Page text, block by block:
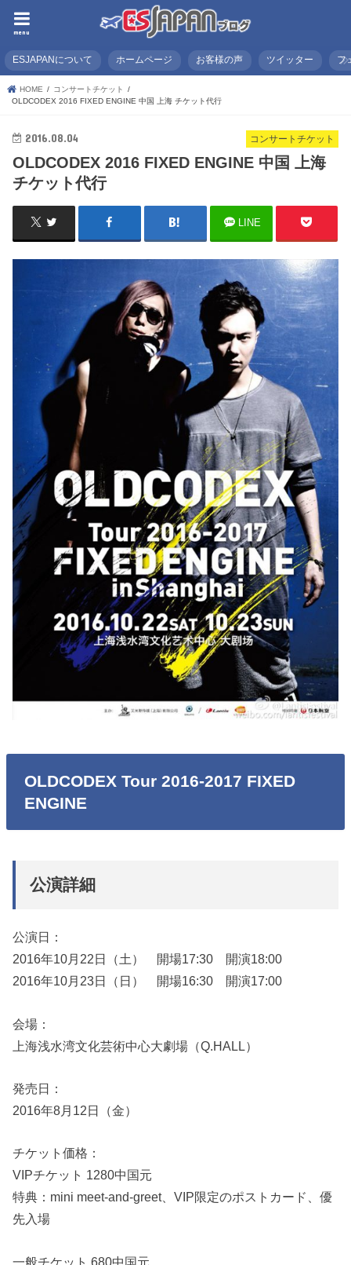
menu
ESJAPANについて ホームページ お客様の声 ツイッター フ
HOME
コンサートチケット
OLDCODEX 2016 FIXED ENGINE 中国 上海 チケット代行
コンサートチケット
2016.08.04
OLDCODEX 2016 FIXED ENGINE 中国 上海
チケット代行
LINE
OLDCODEX Tour 2016-2017 FIXED
ENGINE
公演詳細
公演日：
2016年10月22日（土） 開場17:30 開演18:00
2016年10月23日（日） 開場16:30 開演17:00
会場：
上海浅水湾文化芸術中心大劇場（Q.HALL）
発売日：
2016年8月12日（金）
チケット価格：
VIPチケット 1280中国元
特典：mini meet-and-greet、VIP限定のポストカード、優
先入場
一般チケット 680中国元